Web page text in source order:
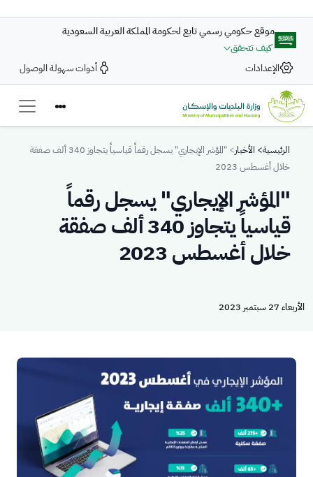
موقع حكومي رسمي تابع لحكومة المملكة العربية السعودية
كيف تتحقق
الإعدادات
أدوات سهولة الوصول
Breadcrumb
الرئيسية الأخبار
"المؤشر الإيجاري" يسجل رقماً قياسياً يتجاوز 340 ألف صفقة
خلال أغسطس 2023
"المؤشر الإيجاري" يسجل رقماً
قياسياً يتجاوز 340 ألف صفقة
خلال أغسطس 2023
الأربعاء 27 سبتمبر 2023